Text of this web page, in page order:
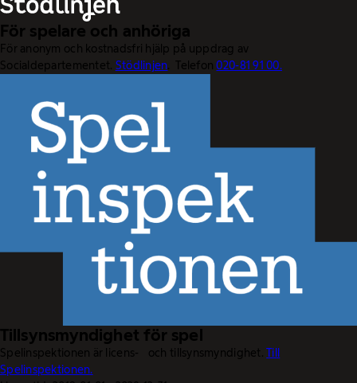
För spelare och anhöriga
För anonym och kostnadsfri hjälp på uppdrag av
Socialdepartementet. Stödlinjen. Telefon020-81 91 00.
Tillsynsmyndighet för spel
Spelinspektionen är licens- och tillsynsmyndighet.Till
Spelinspektionen.